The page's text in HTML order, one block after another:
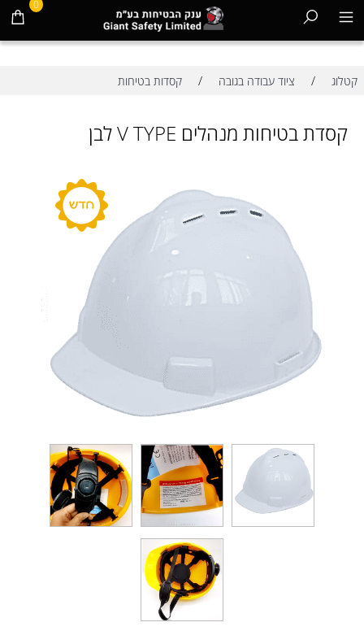
0
קטלוג / ציוד עבודה בגובה / קסדות בטיחות
קסדת בטיחות מנהלים V TYPE לבן